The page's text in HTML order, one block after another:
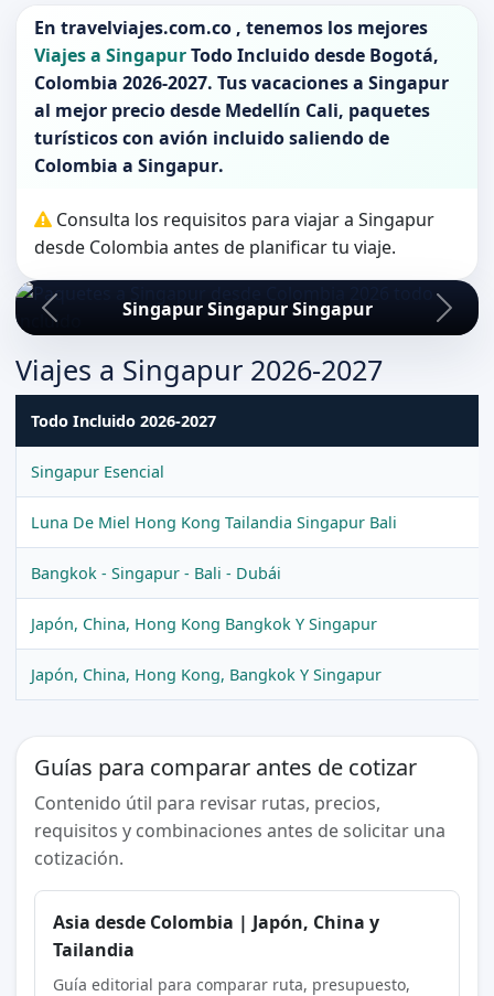
En travelviajes.com.co , tenemos los mejores
Viajes a Singapur Todo Incluido desde Bogotá,
Colombia 2026-2027. Tus vacaciones a Singapur
al mejor precio desde Medellín Cali, paquetes
turísticos con avión incluido saliendo de
Colombia a Singapur.
Consulta los requisitos para viajar a Singapur
desde Colombia antes de planificar tu viaje.
Singapur Singapur Singapur
Viajes a Singapur 2026-2027
Todo Incluido 2026-2027
Singapur Esencial
Luna De Miel Hong Kong Tailandia Singapur Bali
Bangkok - Singapur - Bali - Dubái
Japón, China, Hong Kong Bangkok Y Singapur
Japón, China, Hong Kong, Bangkok Y Singapur
Guías para comparar antes de cotizar
Contenido útil para revisar rutas, precios,
requisitos y combinaciones antes de solicitar una
cotización.
Asia desde Colombia | Japón, China y
Tailandia
Guía editorial para comparar ruta, presupuesto,